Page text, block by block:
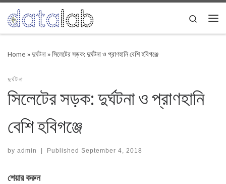
Skip to content
Search
Home »দুর্ঘটনা»সিলেটের সড়ক: দুর্ঘটনা ও প্রাণহানি বেশি হবিগঞ্জে
দুর্ঘটনা
সিলেটের সড়ক: দুর্ঘটনা ও প্রাণহানি
বেশি হবিগঞ্জে
by admin | Published September 4, 2018
শেয়ার করুন